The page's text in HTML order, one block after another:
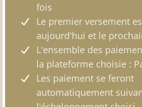
fois
Le premier versement
aujourd'hui et le
L'ensemble des
la plateforme choisie :
Les paiement se feront
automatiquement